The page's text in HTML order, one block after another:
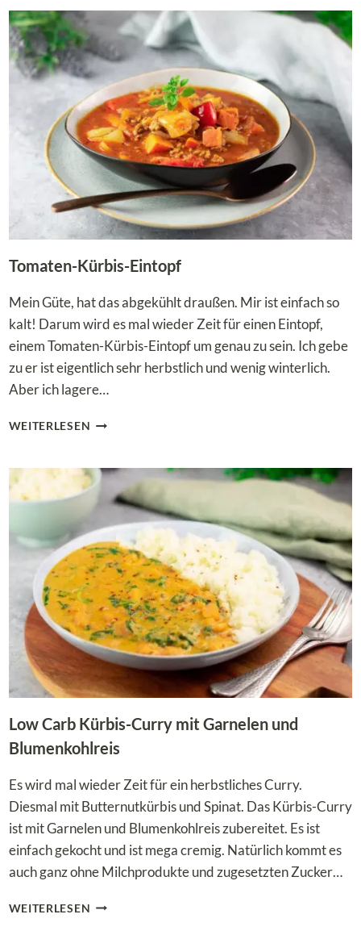
WEISSKOHL-E
INTOPF M
IT C
ABANOSSI
Tomaten-Kürbis-Eintopf
Mein Güte, hat das abgekühlt draußen. Mir ist einfach so
kalt! Darum wird es mal wieder Zeit für einen Eintopf,
einem Tomaten-Kürbis-Eintopf um genau zu sein. Ich gebe
zu er ist eigentlich sehr herbstlich und wenig winterlich.
Aber ich lagere…
WEITERLESEN TOMATEN-
Low Carb Kürbis-Curry mit Garnelen und
Blumenkohlreis
Es wird mal wieder Zeit für ein herbstliches Curry.
Diesmal mit Butternutkürbis und Spinat. Das Kürbis-Curry
ist mit Garnelen und Blumenkohlreis zubereitet. Es ist
einfach gekocht und ist mega cremig. Natürlich kommt es
auch ganz ohne Milchprodukte und zugesetzten Zucker…
WEITERLESEN LOW